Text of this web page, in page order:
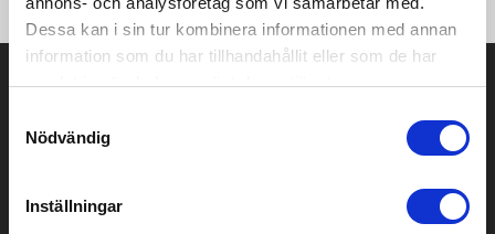
Dessa kan i sin tur kombinera informationen med annan
information som du har tillhandahållit eller som de har
samlat in när du har använt deras tjänster.
Nödvändig
Inställningar
Prisuppgift på mailen?
Kontakta oss här för att få förslag på produkt och pris över